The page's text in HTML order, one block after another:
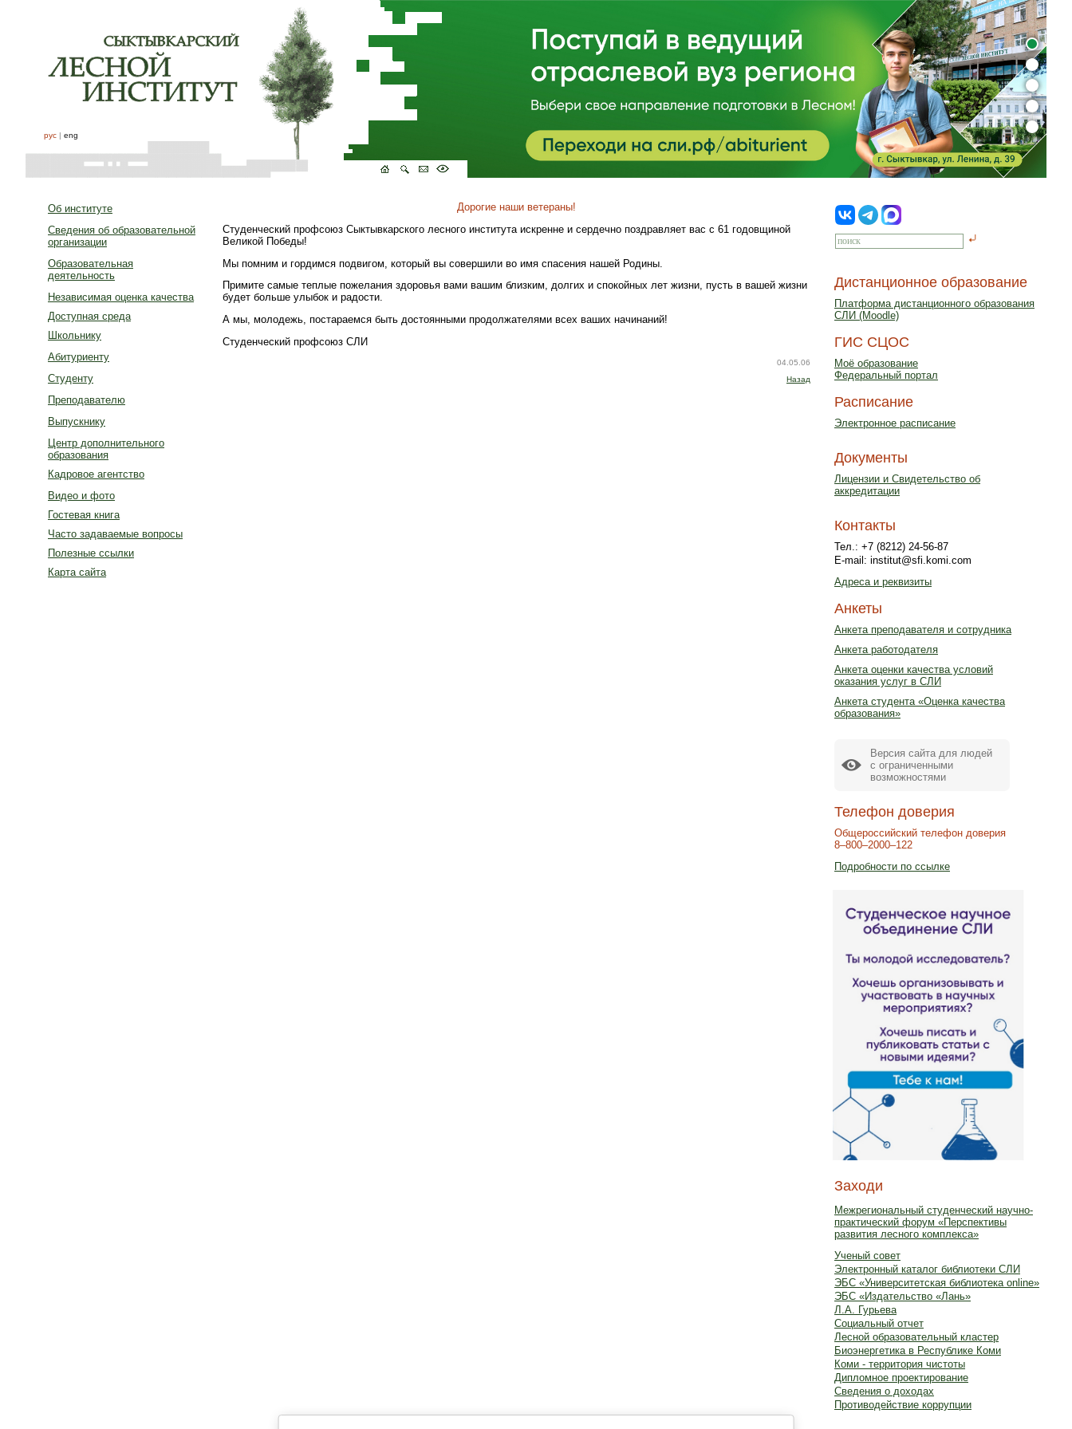
рус | eng
Об институте
Сведения об образовательной
организации
Образовательная
деятельность
Независимая оценка качества
Доступная среда
Школьнику
Абитуриенту
Студенту
Преподавателю
Выпускнику
Центр дополнительного
образования
Кадровое агентство
Видео и фото
Гостевая книга
Часто задаваемые вопросы
Полезные ссылки
Карта сайта
Дорогие наши ветераны!
Студенческий профсоюз Сыктывкарского лесного института искренне и сердечно поздравляет вас с 61 годовщиной
Великой Победы!
Мы помним и гордимся подвигом, который вы совершили во имя спасения нашей Родины.
Примите самые теплые пожелания здоровья вами вашим близким, долгих и спокойных лет жизни, пусть в вашей жизни
будет больше улыбок и радости.
А мы, молодежь, постараемся быть достоянными продолжателями всех ваших начинаний!
Студенческий профсоюз СЛИ
04.05.06
Назад
Дистанционное образование
Платформа дистанционного образования
СЛИ (Moodle)
ГИС СЦОС
Моё образование
Федеральный портал
Расписание
Электронное расписание
Документы
Лицензии и Свидетельство об
аккредитации
Контакты
Тел.: +7 (8212) 24-56-87
E-mail: institut@sfi.komi.com
Адреса и реквизиты
Анкеты
Анкета преподавателя и сотрудника
Анкета работодателя
Анкета оценки качества условий
оказания услуг в СЛИ
Анкета студента «Оценка качества
образования»
Версия сайта для людей
с ограниченными
возможностями
Телефон доверия
Общероссийский телефон доверия
8–800–2000–122
Подробности по ссылке
Заходи
Межрегиональный студенческий научно-
практический форум «Перспективы
развития лесного комплекса»
Ученый совет
Электронный каталог библиотеки СЛИ
ЭБС «Университетская библиотека online»
ЭБС «Издательство «Лань»
Л.А. Гурьева
Социальный отчет
Лесной образовательный кластер
Биоэнергетика в Республике Коми
Коми - территория чистоты
Дипломное проектирование
Сведения о доходах
Противодействие коррупции